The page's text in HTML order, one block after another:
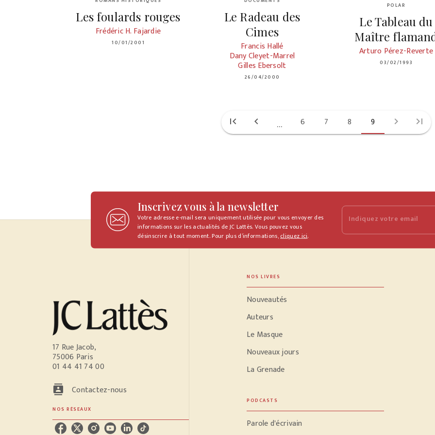
Les foulards rouges
Frédéric H. Fajardie
10/01/2001
Le Radeau des
Cimes
Francis Hallé
Dany Cleyet-Marrel
Gilles Ebersolt
26/04/2000
POLAR
Le Tableau du
Maître
Arturo Pérez-Reverte
03/02/1993
first_page chevron_left ... 6 7 8 9 chevron_right last_page
Inscrivez vous à la newsletter
Votre adresse e-mail sera uniquement utilisée pour vous envoyer des
informations sur les actualités de JC Lattès. Vous pouvez vous
désinscrire à tout moment. Pour plus d’informations,cliquez ici.
Indiquez votre email
17 Rue Jacob,
75006 Paris
01 44 41 74 00
contacts Contactez-nous
NOS RÉSEAUX
NOS LIVRES
Nouveautés
Auteurs
Le Masque
Nouveaux jours
La Grenade
PODCASTS
Parole d'écrivain